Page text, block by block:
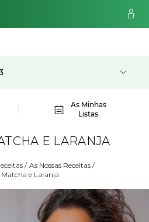
As Minhas
Listas
E LARANJA
/ As Nossas Receitas /
Matcha e Laranja